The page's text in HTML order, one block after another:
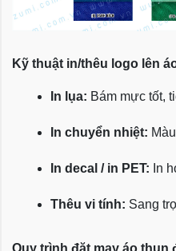
Kỹ thuật in/thêu logo lên
In lụa: Bám mực tốt,
In chuyển nhiệt:
In decal / in PET: In
Thêu vi tính: Sang